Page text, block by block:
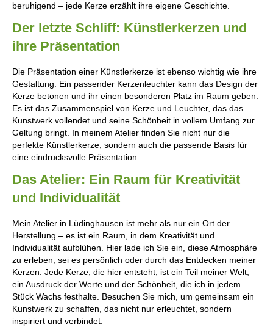
beruhigend – jede Kerze erzählt ihre eigene Geschichte.
Der letzte Schliff: Künstlerkerzen und
ihre Präsentation
Die Präsentation einer Künstlerkerze ist ebenso wichtig wie ihre
Gestaltung. Ein passender Kerzenleuchter kann das Design der
Kerze betonen und ihr einen besonderen Platz im Raum geben.
Es ist das Zusammenspiel von Kerze und Leuchter, das das
Kunstwerk vollendet und seine Schönheit in vollem Umfang zur
Geltung bringt. In meinem Atelier finden Sie nicht nur die
perfekte Künstlerkerze, sondern auch die passende Basis für
eine eindrucksvolle Präsentation.
Das Atelier: Ein Raum für Kreativität
und Individualität
Mein Atelier in Lüdinghausen ist mehr als nur ein Ort der
Herstellung – es ist ein Raum, in dem Kreativität und
Individualität aufblühen. Hier lade ich Sie ein, diese Atmosphäre
zu erleben, sei es persönlich oder durch das Entdecken meiner
Kerzen. Jede Kerze, die hier entsteht, ist ein Teil meiner Welt,
ein Ausdruck der Werte und der Schönheit, die ich in jedem
Stück Wachs festhalte. Besuchen Sie mich, um gemeinsam ein
Kunstwerk zu schaffen, das nicht nur erleuchtet, sondern
inspiriert und verbindet.